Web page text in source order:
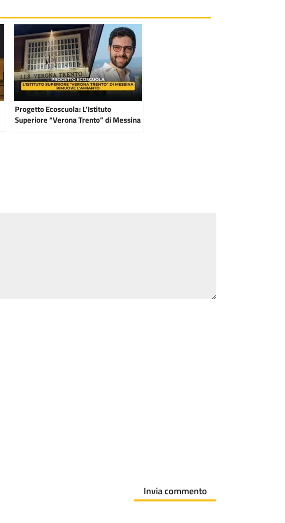
Progetto Ecoscuola: L’Istituto
Superiore “Verona Trento” di Messina
Invia commento